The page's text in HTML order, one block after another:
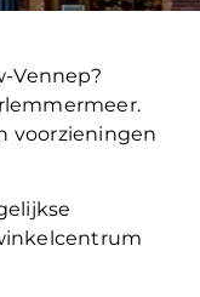
Vennep?
voorzieningen